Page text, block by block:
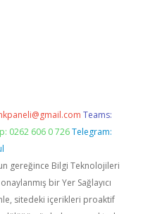
Teams:
0262 606 0 726 Telegram:
gereğince Bilgi Teknolojileri
bir Yer Sağlayıcı
sitedeki içerikleri proaktif